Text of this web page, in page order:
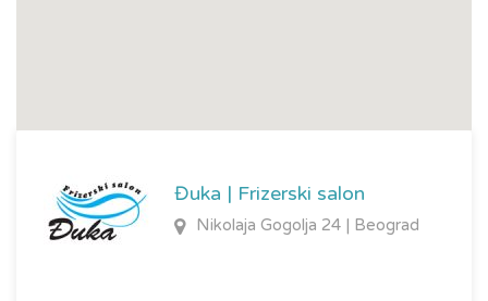
Đuka | Frizerski salon
Nikolaja Gogolja 24 | Beograd